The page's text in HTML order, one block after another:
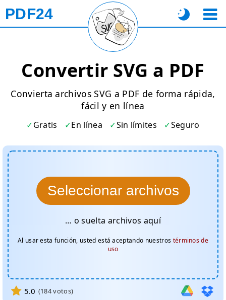
PDF24
Convertir SVG a PDF
Convierta archivos SVG a PDF de forma rápida,
fácil y en línea
Gratis En línea Sin límites Seguro
Seleccionar archivos
… o suelta archivos aquí
Al usar esta función, usted está aceptando nuestros términos de
uso
5.0 (184votos)